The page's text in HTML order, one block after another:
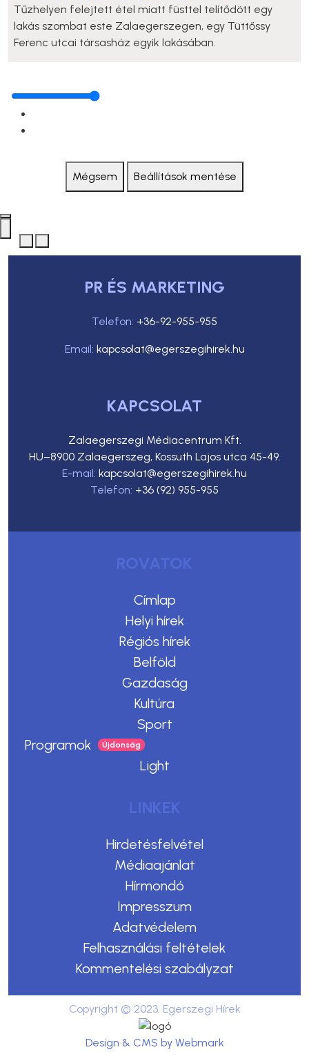
Tűzhelyen felejtett étel miatt füsttel telítődött egy
lakás szombat este Zalaegerszegen, egy Tüttőssy
Ferenc utcai társasház egyik lakásában.
Mégsem Beállítások mentése
PR ÉS MARKETING
Telefon: +36-92-955-955
Email: kapcsolat@egerszegihirek.hu
KAPCSOLAT
Zalaegerszegi Médiacentrum Kft.
HU–8900 Zalaegerszeg, Kossuth Lajos utca 45-49.
E-mail: kapcsolat@egerszegihirek.hu
Telefon: +36 (92) 955-955
ROVATOK
Címlap
Helyi hírek
Régiós hírek
Belföld
Gazdaság
Kultúra
Sport
Programok
Light
LINKEK
Hirdetésfelvétel
Médiaajánlat
Hírmondó
Impresszum
Adatvédelem
Felhasználási feltételek
Kommentelési szabályzat
Copyright © 2023. Egerszegi Hírek
Design & CMS by Webmark